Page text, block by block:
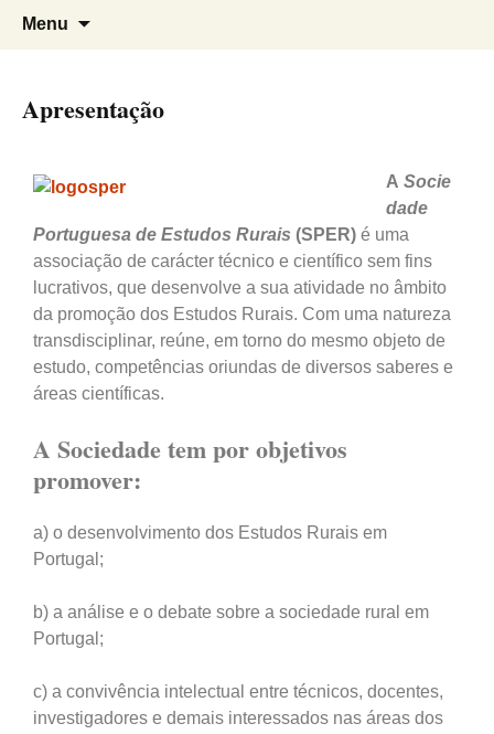
SPER
Sociedade Portuguesa de Estudos
Rurais
Menu
Apresentação
A Socie
dade
Portuguesa de Estudos Rurais (SPER) é uma
associação de carácter técnico e científico sem fins
lucrativos, que desenvolve a sua atividade no âmbito
da promoção dos Estudos Rurais. Com uma natureza
transdisciplinar, reúne, em torno do mesmo objeto de
estudo, competências oriundas de diversos saberes e
áreas científicas.
A Sociedade tem por objetivos
promover:
a) o desenvolvimento dos Estudos Rurais em
Portugal;
b) a análise e o debate sobre a sociedade rural em
Portugal;
c) a convivência intelectual entre técnicos, docentes,
investigadores e demais interessados nas áreas dos